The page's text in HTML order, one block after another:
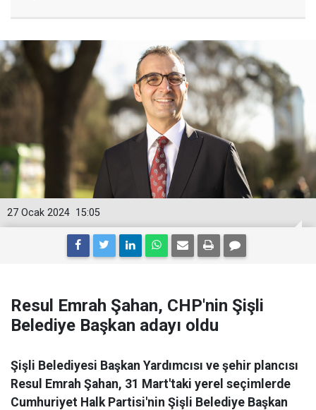
15:05
27 Ocak 2024
Resul Emrah Şahan, CHP'nin Şişli
Belediye Başkan adayı oldu
Şişli Belediyesi Başkan Yardımcısı ve şehir plancısı
Resul Emrah Şahan, 31 Mart'taki yerel seçimlerde
Cumhuriyet Halk Partisi'nin Şişli Belediye Başkan